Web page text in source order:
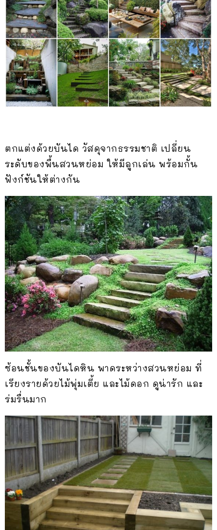
ตกแต่งด้วยบันได วัสดุจากธรรมชาติ เปลี่ยน
ระดับของพื้นสวนหย่อม ให้มีลูกเล่น พร้อมกั้น
ฟังก์ชันให้ต่างกัน
ซ้อนชั้นของบันไดหิน พาดระหว่างสวนหย่อม ที่
เรียงรายด้วยไม้พุ่มเตี้ย และไม้ดอก ดูน่ารัก และ
ร่มรื่นมาก